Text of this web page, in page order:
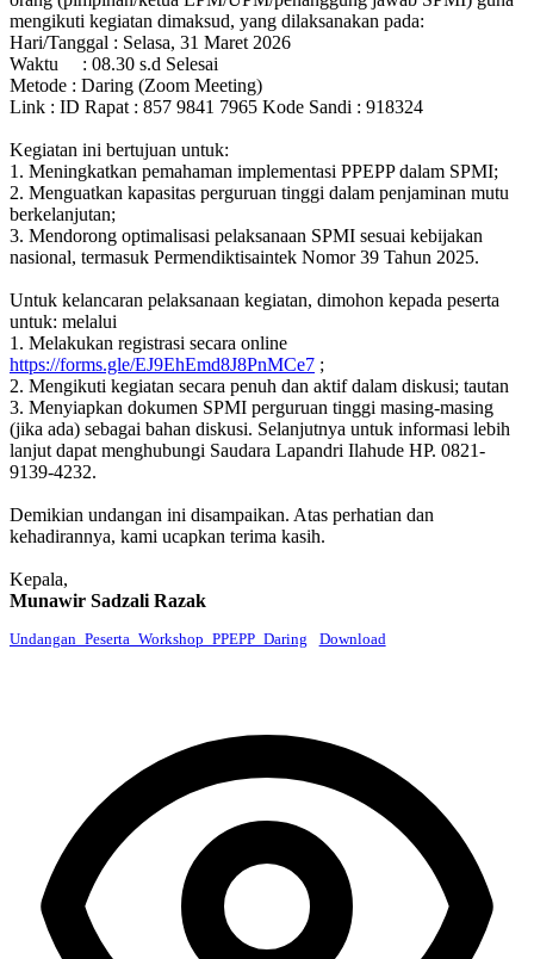
mengikuti kegiatan dimaksud, yang dilaksanakan pada:
Hari/Tanggal : Selasa, 31 Maret 2026
Waktu : 08.30 s.d Selesai
Metode : Daring (Zoom Meeting)
Link : ID Rapat : 857 9841 7965 Kode Sandi : 918324
Kegiatan ini bertujuan untuk:
1. Meningkatkan pemahaman implementasi PPEPP dalam SPMI;
2. Menguatkan kapasitas perguruan tinggi dalam penjaminan mutu
berkelanjutan;
3. Mendorong optimalisasi pelaksanaan SPMI sesuai kebijakan
nasional, termasuk Permendiktisaintek Nomor 39 Tahun 2025.
Untuk kelancaran pelaksanaan kegiatan, dimohon kepada peserta
untuk: melalui
1. Melakukan registrasi secara online
https://forms.gle/EJ9EhEmd8J8PnMCe7 ;
2. Mengikuti kegiatan secara penuh dan aktif dalam diskusi; tautan
3. Menyiapkan dokumen SPMI perguruan tinggi masing-masing
(jika ada) sebagai bahan diskusi. Selanjutnya untuk informasi lebih
lanjut dapat menghubungi Saudara Lapandri Ilahude HP. 0821-
9139-4232.
Demikian undangan ini disampaikan. Atas perhatian dan
kehadirannya, kami ucapkan terima kasih.
Kepala,
Munawir Sadzali Razak
Undangan_Peserta_Workshop_PPEPP_Daring Download